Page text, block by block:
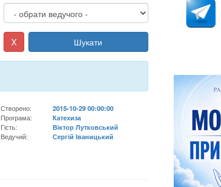
X Шукати
Створено:
2015-10-29 00:00:00
Програма:
Катехиза
Гість:
Віктор Лутковський
Ведучий:
Сергій Іваницький